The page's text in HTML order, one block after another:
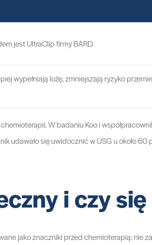
jest UltraClip firmy BARD.
wypełniają lożę, zmniejszają ryzyko
W badaniu Koo i
udawało się uwidocznić w USG u około
i czy
jako znaczniki przed chemioterapią: nie